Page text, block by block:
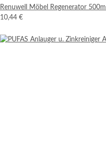
Renuwell Möbel Regenerator 500ml
10,44 €